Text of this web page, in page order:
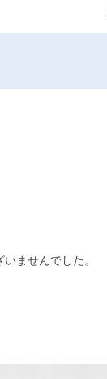
ませんでした。